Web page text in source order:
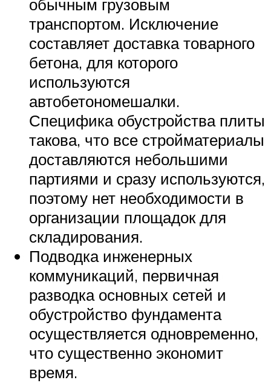
обычным грузовым
транспортом. Исключение
составляет доставка товарного
бетона, для которого
используются
автобетономешалки.
Специфика обустройства плиты
такова, что все стройматериалы
доставляются небольшими
партиями и сразу используются,
поэтому нет необходимости в
организации площадок для
складирования.
Подводка инженерных
коммуникаций, первичная
разводка основных сетей и
обустройство фундамента
осуществляется одновременно,
что существенно экономит
время.